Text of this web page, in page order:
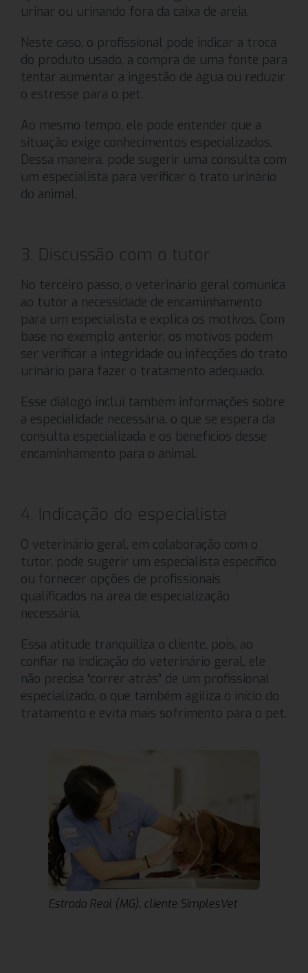
urinar ou urinando fora da caixa de areia.
Neste caso, o profissional pode indicar a troca
do produto usado, a compra de uma fonte para
tentar aumentar a ingestão de água ou reduzir
o estresse para o pet.
Ao mesmo tempo, ele pode entender que a
situação exige conhecimentos especializados.
Dessa maneira, pode sugerir uma consulta com
um especialista para verificar o trato urinário
do animal.
3. Discussão com o tutor
No terceiro passo, o veterinário geral comunica
ao tutor a necessidade de encaminhamento
para um especialista e explica os motivos. Com
base no exemplo anterior, os motivos podem
ser verificar a integridade ou infecções do trato
urinário para fazer o tratamento adequado.
Esse diálogo inclui também informações sobre
a especialidade necessária, o que se espera da
consulta especializada e os benefícios desse
encaminhamento para o animal.
4. Indicação do especialista
O veterinário geral, em colaboração com o
tutor, pode sugerir um especialista específico
ou fornecer opções de profissionais
qualificados na área de especialização
necessária.
Essa atitude tranquiliza o cliente, pois, ao
confiar na indicação do veterinário geral, ele
não precisa “correr atrás” de um profissional
especializado, o que também agiliza o início do
tratamento e evita mais sofrimento para o pet.
Estrada Real (MG), cliente SimplesVet